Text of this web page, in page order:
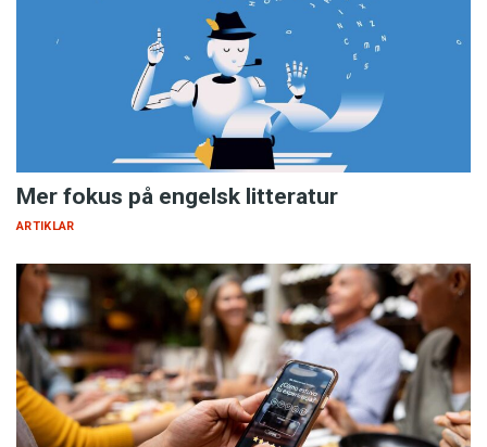
Mer fokus på engelsk litteratur
ARTIKLAR